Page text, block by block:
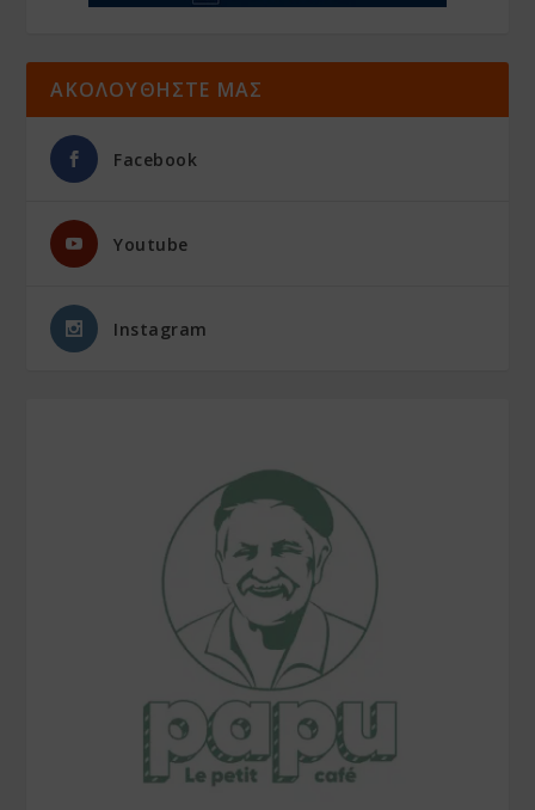
ΑΚΟΛΟΥΘΗΣΤΕ ΜΑΣ
Facebook
Youtube
Instagram